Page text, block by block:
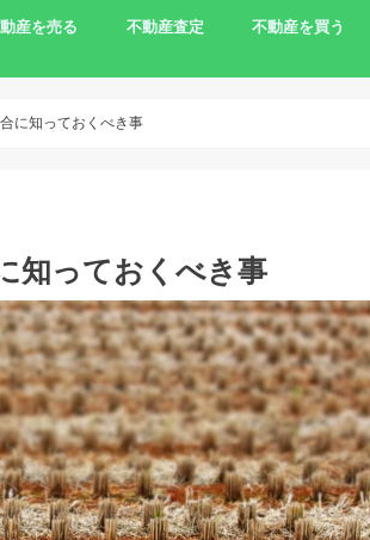
産を売る
売りたい
で売る
で家を売る
ローンの支払いで売る
を売りたい
の売却
産
不動産査定
一括査定サイト
不動産を買う
農地を買う
に知っておくべき事
知っておくべき事